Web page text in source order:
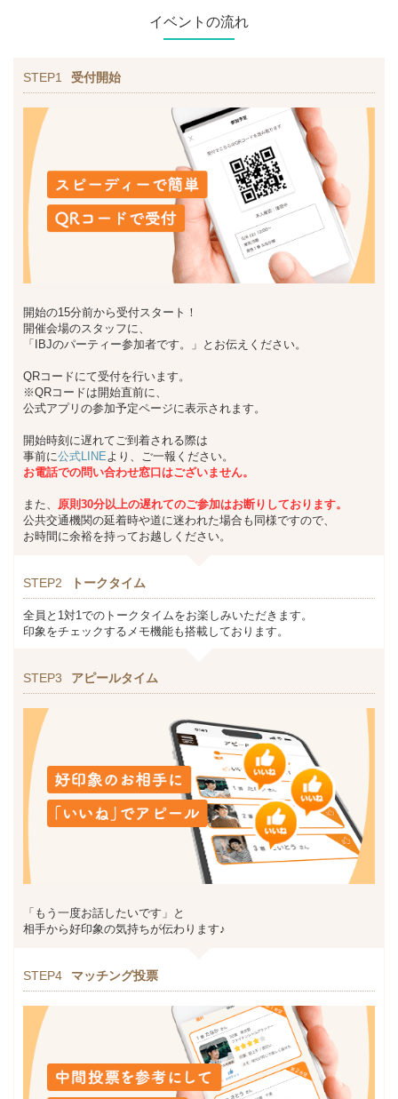
イベントの流れ
STEP1 受付開始
開始の15分前から受付スタート！
開催会場のスタッフに、
「IBJのパーティー参加者です。」とお伝えください。
QRコードにて受付を行います。
※QRコードは開始直前に、
公式アプリの参加予定ページに表示されます。
開始時刻に遅れてご到着される際は
事前に公式LINE より、ご一報ください。
お電話での問い合わせ窓口はございません。
また、 原則30分以上の遅れてのご参加はお断りしております。
公共交通機関の延着時や道に迷われた場合も同様ですので、
お時間に余裕を持ってお越しください。
STEP2 トークタイム
全員と1対1でのトークタイムをお楽しみいただきます。
印象をチェックするメモ機能も搭載しております。
STEP3 アピールタイム
「もう一度お話したいです」と
相手から好印象の気持ちが伝わります♪
STEP4 マッチング投票